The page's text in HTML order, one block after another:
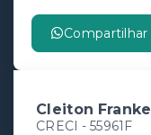
Compartilhar
Cleiton Franke
CRECI - 55961F